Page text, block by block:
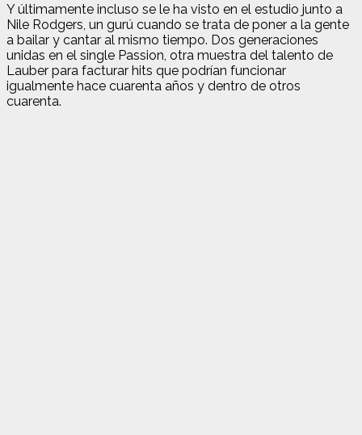
Y últimamente incluso se le ha visto en el estudio junto a
Nile Rodgers, un gurú cuando se trata de poner a la gente
a bailar y cantar al mismo tiempo. Dos generaciones
unidas en el single Passion, otra muestra del talento de
Lauber para facturar hits que podrían funcionar
igualmente hace cuarenta años y dentro de otros
cuarenta.